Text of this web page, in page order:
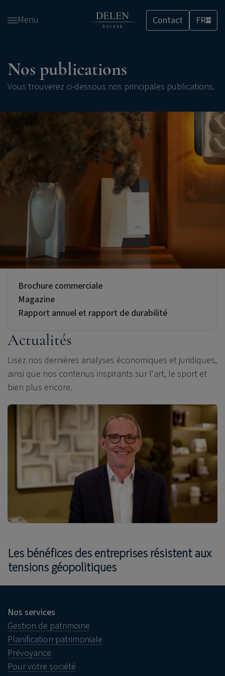
contenu
Menu Contact FRCH
Nos publications
Vous trouverez ci-dessous nos principales publications.
Brochure commerciale
Magazine
Rapport annuel et rapport de durabilité
Actualités
Lisez nos dernières analyses économiques et juridiques,
ainsi que nos contenus inspirants sur l'art, le sport et
bien plus encore.
Les bénéfices des entreprises résistent aux
tensions géopolitiques
Nos services
Gestion de patrimoine
Planification patrimoniale
Prévoyance
Pour votre société